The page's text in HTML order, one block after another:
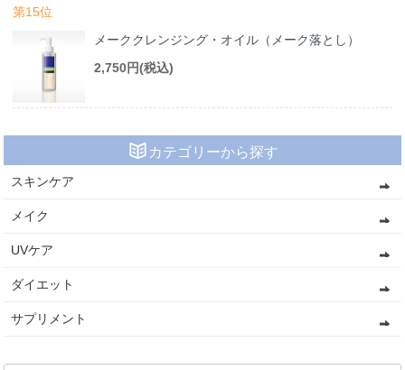
第15位
メーククレンジング・オイル（メーク落とし）
2,750円(税込)
カテゴリーから探す
スキンケア
メイク
UVケア
ダイエット
サプリメント